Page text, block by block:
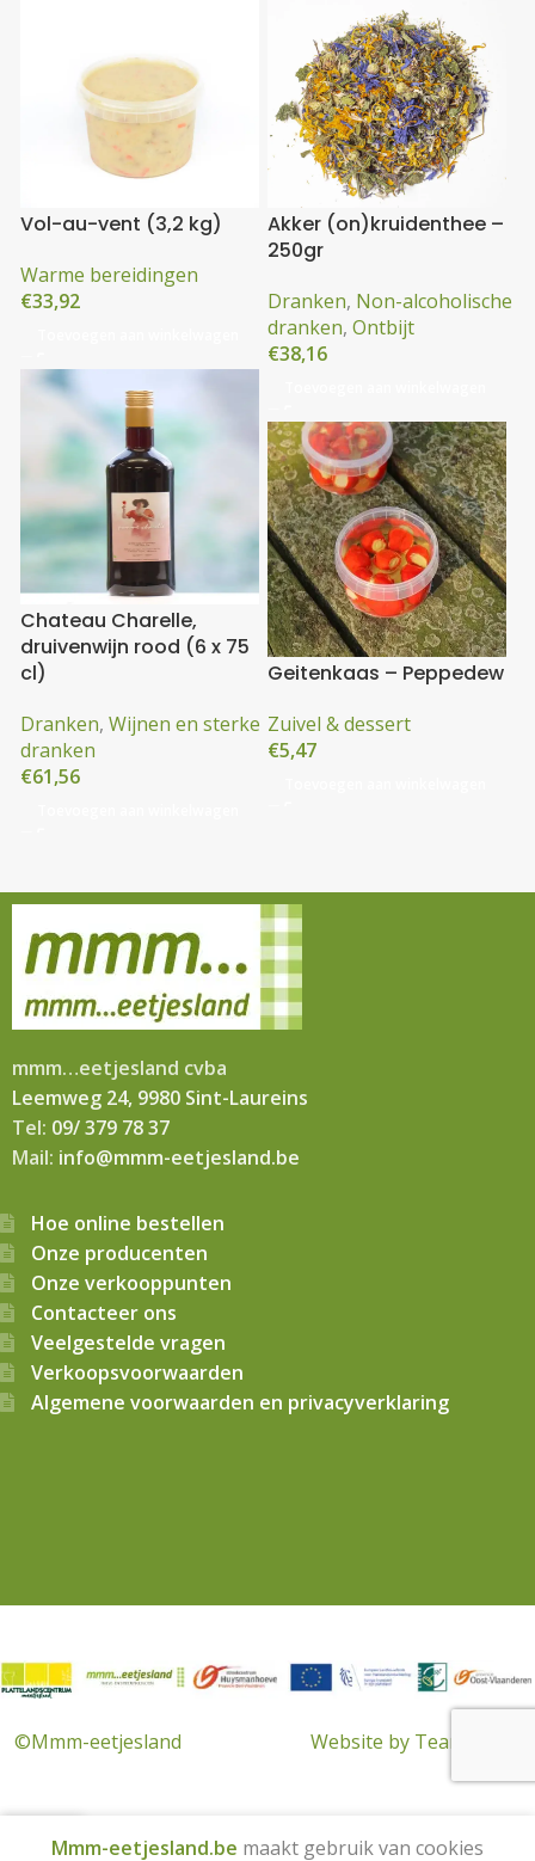
Vol-au-vent (3,2 kg)
Warme bereidingen
€33,92
Akker (on)kruidenthee –
250gr
Dranken, Non-alcoholische
dranken, Ontbijt
€38,16
Chateau Charelle,
druivenwijn rood (6 x 75
cl)
Dranken, Wijnen en sterke
dranken
€61,56
Geitenkaas – Peppedew
Zuivel & dessert
€5,47
mmm…eetjesland cvba
Leemweg 24, 9980 Sint-Laureins
Tel: 09/ 379 78 37
Mail: info@mmm-eetjesland.be
Hoe online bestellen
Onze producenten
Onze verkooppunten
Contacteer ons
Veelgestelde vragen
Verkoopsvoorwaarden
Algemene voorwaarden en privacyverklaring
©Mmm-eetjesland Website by Team Made
Mmm-eetjesland.be maakt gebruik van cookies